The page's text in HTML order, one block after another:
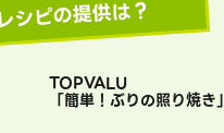
シピの提供は？
TOPVALU
「簡単！ぶりの照り焼き」